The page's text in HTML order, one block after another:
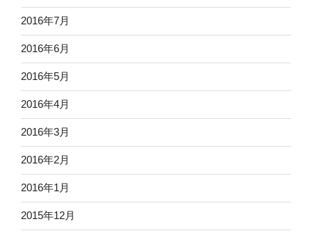
2016年7月
2016年6月
2016年5月
2016年4月
2016年3月
2016年2月
2016年1月
2015年12月